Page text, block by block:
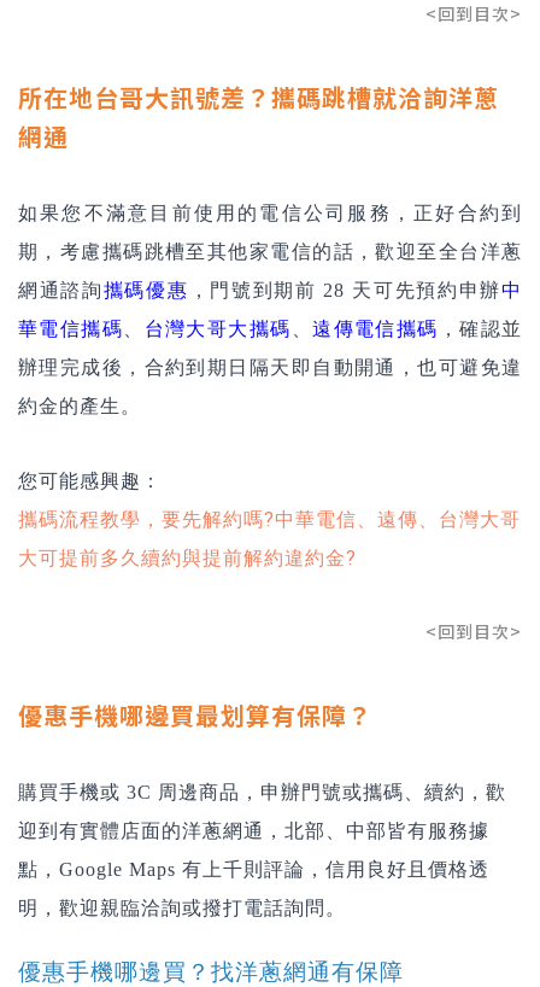
<回到目次>
所在地台哥大訊號差？攜碼跳槽就洽詢洋蔥
網通
如果您不滿意目前使用的電信公司服務，正好合約到
期，考慮攜碼跳槽至其他家電信的話，歡迎至全台洋蔥
網通諮詢攜碼優惠 ，門號到期前 28 天可先預約申辦中
華電信攜碼
台灣大哥大攜碼 、遠傳電信攜碼 ，確認並
辦理完成後，合約到期日隔天即自動開通，也可避免違
約金的產生。
您可能感興趣：
攜碼流程教學，要先解約嗎?中華電信、遠傳、台灣大哥
大可提前多久續約與提前解約違約金?
<回到目次>
優惠手機哪邊買最划算有保障？
購買手機或 3C 周邊商品，申辦門號或攜碼、續約，歡
迎到有實體店面的洋蔥網通，北部、中部皆有服務據
點，Google Maps 有上千則評論，信用良好且價格透
明，歡迎親臨洽詢或撥打電話詢問。
優惠手機哪邊買？找洋蔥網通有保障